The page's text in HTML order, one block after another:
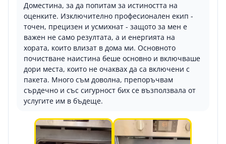
Доместина, за да попитам за истиността на
оценките. Изключително професионален екип -
точен, прецизен и усмихнат - защото за мен е
важен не само резултата, а и енергията на
хората, които влизат в дома ми. Основното
почистване наистина беше основно и включваше
дори места, които не очаквах да са включени с
пакета. Много съм доволна, препоръчвам
сърдечно и със сигурност бих се възползвала от
услугите им в бъдеще.